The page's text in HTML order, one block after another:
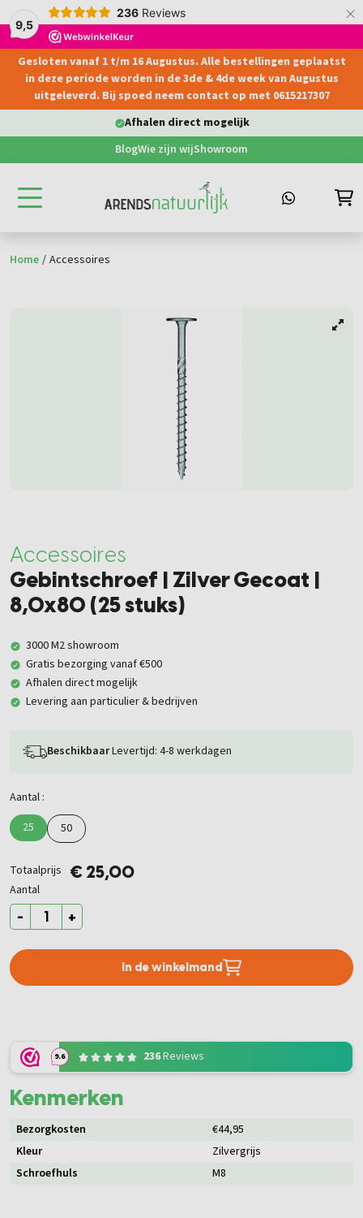
9,5
236 Reviews ×
Gesloten vanaf 1 t/m 16 Augustus. Alle bestellingen geplaatst
in deze periode worden in de 3de & 4de week van Augustus
uitgeleverd. Bij spoed neem contact op met 0615217307
Afhalen direct mogelijk
BlogWie zijn wijShowroom
Home / Accessoires
Accessoires
Gebintschroef | Zilver Gecoat |
8,0x80 (25 stuks)
3000 M2 showroom
Gratis bezorging vanaf €500
Afhalen direct mogelijk
Levering aan particulier & bedrijven
BeschikbaarLevertijd: 4-8 werkdagen
Aantal :
25
50
Totaalprijs € 25,00
Aantal
- +
In de winkelmand
9.6 236Reviews
Kenmerken
Bezorgkosten
€44,95
Kleur
Zilvergrijs
Schroefhuls
M8